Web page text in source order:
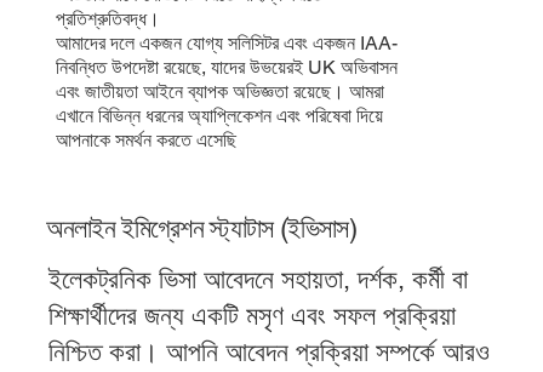
প্রতিশ্রুতিবদ্ধ।
আমাদের দলে একজন যোগ্য সলিসিটর এবং একজন IAA-
নিবন্ধিত উপদেষ্টা রয়েছে, যাদের উভয়েরই UK অভিবাসন
এবং জাতীয়তা আইনে ব্যাপক অভিজ্ঞতা রয়েছে। আমরা
এখানে বিভিন্ন ধরনের অ্যাপ্লিকেশন এবং পরিষেবা দিয়ে
আপনাকে সমর্থন করতে এসেছি
অনলাইন ইমিগ্রেশন স্ট্যাটাস (ইভিসাস)
ইলেকট্রনিক ভিসা আবেদনে সহায়তা, দর্শক, কর্মী বা
শিক্ষার্থীদের জন্য একটি মসৃণ এবং সফল প্রক্রিয়া
নিশ্চিত করা। আপনি আবেদন প্রক্রিয়া সম্পর্কে আরও